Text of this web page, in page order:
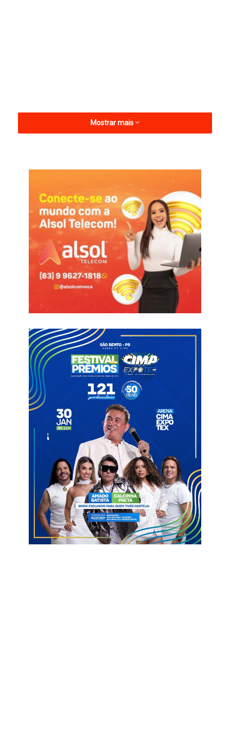
O gol do time coral foi marcado por Israel, aos 38 minutos do
segundo tempo. Com a vitória, o Santa também se junta ao
seu xará do Rio Grande do Norte, que venceu o Sousa neste
sábado, pelo Grupo 3.
Na próxima rodada, o Treze vai enfrentar o América, sábado,
em Natal. Por sua vez o Santa Cruz-PE encara o Horizonte-CE
no domingo, no Arruda.
Treze e Santa Cruz-PE fizeram um primeiro tempo bem
mais criou e quem mais deu trabalho ao goleiro Felipe Alves.
Dione conseguiu boas finalizações de fora da área. Em um
bom contra-ataque, Gaia e Arthurzinho tabelaram bem, e o
atacante bateu bem quando entrou na área, mas o goleiro
coral fez outra boa defesa.
O Santa Cruz teve mais dificuldade de criar, mas desperdiçou
uma boa chance com Thiago Galhardo, que não conseguiu
finalizar bem após um escanteio.
SEGUNDO TEMPO
O Santa começou o segundo tempo no ataque. Gabriel
Galhardo recebeu e arriscou de longe, mas a bola foi para fora.
O Galo responde em seguida. Após bola em profundidade para
Mostrar mais